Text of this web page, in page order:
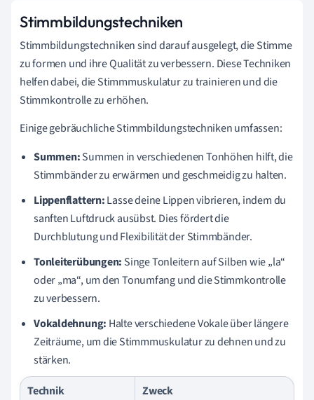
Stimmbildungstechniken
Stimmbildungstechniken sind darauf ausgelegt, die Stimme
zu formen und ihre Qualität zu verbessern. Diese Techniken
helfen dabei, die Stimmmuskulatur zu trainieren und die
Stimmkontrolle zu erhöhen.
Einige gebräuchliche Stimmbildungstechniken umfassen:
Summen:Summen in verschiedenen Tonhöhen hilft, die
Stimmbänder zu erwärmen und geschmeidig zu halten.
Lippenflattern:Lasse deine Lippen vibrieren, indem du
sanften Luftdruck ausübst. Dies fördert die
Durchblutung und Flexibilität der Stimmbänder.
Tonleiterübungen: Singe Tonleitern auf Silben wie „la“
oder „ma“, um den Tonumfang und die Stimmkontrolle
zu verbessern.
Vokaldehnung: Halte verschiedene Vokale über längere
Zeiträume, um die Stimmmuskulatur zu dehnen und zu
stärken.
Technik
Zweck